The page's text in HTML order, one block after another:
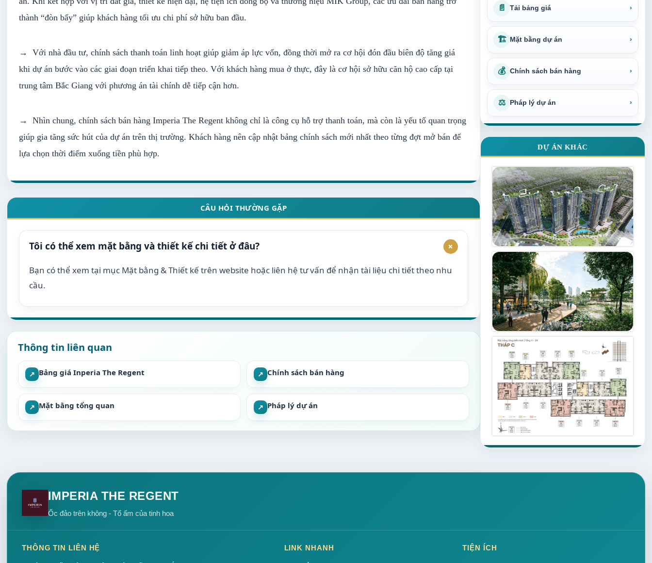
thành “đòn bẩy” giúp khách hàng tối ưu chi phí sở hữu ban đầu.
→ Với nhà đầu tư, chính sách thanh toán linh hoạt giúp giảm áp lực vốn, đồng thời mở ra cơ hội đón đầu biên độ tăng giá
khi dự án bước vào các giai đoạn triển khai tiếp theo. Với khách hàng mua ở thực, đây là cơ hội sở hữu căn hộ cao cấp tại
trung tâm Bắc Giang với phương án tài chính dễ tiếp cận hơn.
→ Nhìn chung, chính sách bán hàng Imperia The Regent không chỉ là công cụ hỗ trợ thanh toán, mà còn là yếu tố quan trọng
giúp gia tăng sức hút của dự án trên thị trường. Khách hàng nên cập nhật bảng chính sách mới nhất theo từng đợt mở bán để
lựa chọn thời điểm xuống tiền phù hợp.
CÂU HỎI THƯỜNG GẶP
Tôi có thể xem mặt bằng và thiết kế chi tiết ở đâu? +
Bạn có thể xem tại mục Mặt bằng & Thiết kế trên website hoặc liên hệ tư vấn để nhận tài liệu chi tiết theo nhu
cầu.
Thông tin liên quan
↗ Bảng giá Inperia The Regent ↗ Chính sách bán hàng
↗ Mặt bằng tổng quan ↗ Pháp lý dự án
📄 Tải bảng giá ›
🏗 Mặt bằng dự án ›
💰 Chính sách bán hàng ›
⚖ Pháp lý dự án ›
DỰ ÁN KHÁC
IMPERIA THE REGENT
Ốc đảo trên không - Tổ ấm của tinh hoa
THÔNG TIN LIÊN HỆ LINK NHANH TIỆN ÍCH